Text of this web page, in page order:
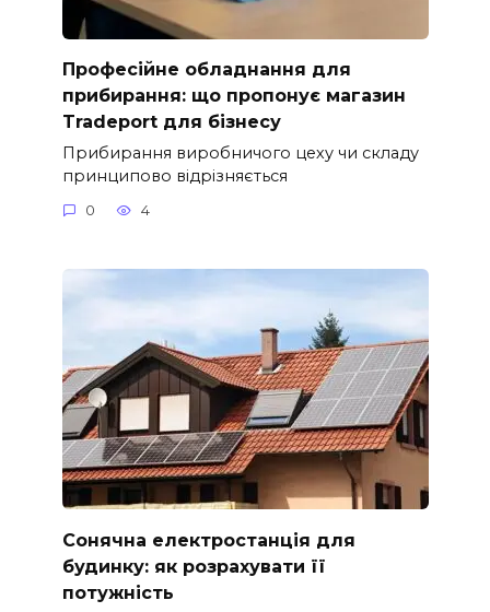
Професійне обладнання для
прибирання: що пропонує магазин
Tradeport для бізнесу
Прибирання виробничого цеху чи складу
принципово відрізняється
0 4
Сонячна електростанція для
будинку: як розрахувати її
потужність